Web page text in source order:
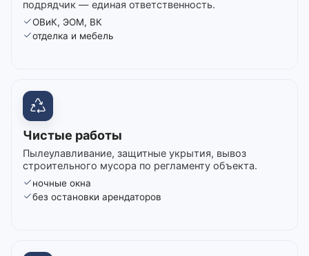
подрядчик — единая ответственность.
ОВиК, ЭОМ, ВК
отделка и мебель
Чистые работы
Пылеулавливание, защитные укрытия, вывоз
строительного мусора по регламенту объекта.
ночные окна
без остановки арендаторов